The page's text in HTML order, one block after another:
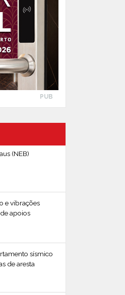
PUB
(NEB)
e vibrações
apoios
sísmico
de aresta